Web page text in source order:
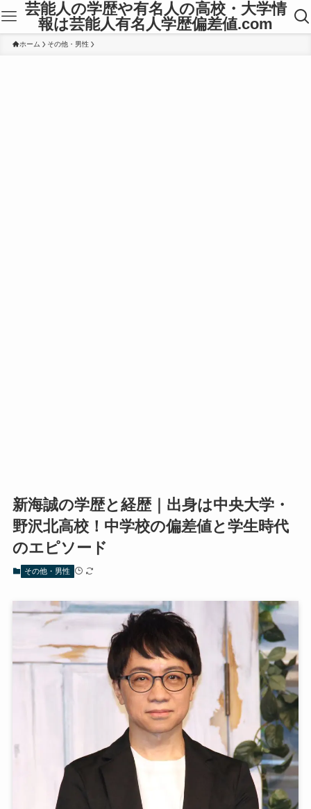
芸能人の学歴や有名人の高校・大学情
報は芸能人有名人学歴偏差値.com
ホーム その他・男性
新海誠の学歴と経歴｜出身は中央大学・
野沢北高校！中学校の偏差値と学生時代
のエピソード
その他・男性